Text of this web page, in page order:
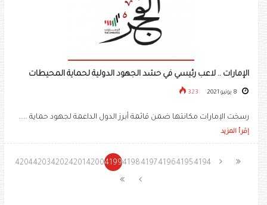
الإمارات .. لاعب رئيسي في حشد الجهود الدولية لحماية المحيطات
323
رسخت الإمارات مكانتها ضمن قائمة أبرز الدول الداعمة لجهود حماية .....
إقرأ المزيد
4194
4195
4196
4197
4198
4199
4200
4201
4202
4203
4204